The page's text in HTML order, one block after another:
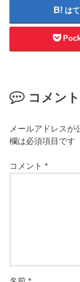
は
コメン
メールアドレスが
欄は必須項目です
コメント*